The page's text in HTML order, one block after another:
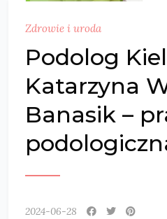
Zdrowie i uroda
Podolog
Katarzyna
Banasik –
2024-06-28